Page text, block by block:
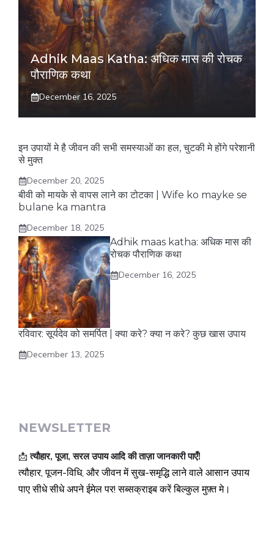
Adhik Maas Katha: अधिक मास की रोचक
पौराणिक कथा
December 16, 2025
इन उपायों मे है जीवन की सभी समस्याओं का हल, चुटकी मे होंगे परेशानी
से मुक्त
December 20, 2025
बीवी को मायके से वापस लाने का टोटका | Wife ko mayke se
bulane ka mantra
December 18, 2025
Adhik maas katha: अधिक मास की
रोचक पौराणिक कथा
December 16, 2025
रविवार: सूर्यदेव को समर्पित | क्या करे? क्या न करे? कुछ खास उपाय
December 13, 2025
NEWSLETTER
📩त्यौहार, पूजा, सरल उपाय आदि की ताज़ा जानकारी पाएँ!
त्यौहार, पूजन-विधि, और जीवन में सुख-समृद्धि लाने वाले आसान उपाय
पाए सीधे सीधे अपने ईमेल पर! सब्सक्राइब करें बिल्कुल मुफ़्त मे।